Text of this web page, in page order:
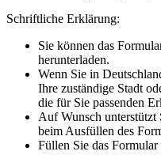
Schriftliche Erklärung:
Sie können das
herunterladen.
Wenn Sie in
Ihre zuständige Stadt
die für Sie passenden
Auf Wunsch unterstützt
beim Ausfüllen des
Füllen Sie das